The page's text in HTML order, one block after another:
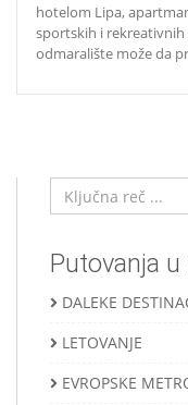
hotelom Lipa,
sportskih i
odmaralište može da
Putovanja
DALEKE
LETOVANJE
EVROPSKE